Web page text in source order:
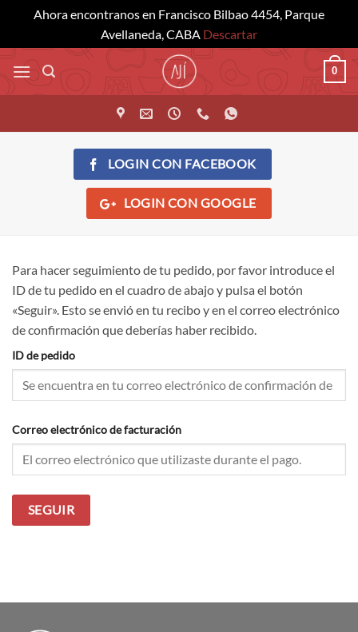
Ahora encontranos en Francisco Bilbao 4454, Parque
Avellaneda, CABA Descartar
Saltar
al
contenido
0
LOGIN CON FACEBOOK
LOGIN CON GOOGLE
Para hacer seguimiento de tu pedido, por favor introduce el
ID de tu pedido en el cuadro de abajo y pulsa el botón
«Seguir». Esto se envió en tu recibo y en el correo electrónico
de confirmación que deberías haber recibido.
ID de pedido
Correo electrónico de facturación
SEGUIR